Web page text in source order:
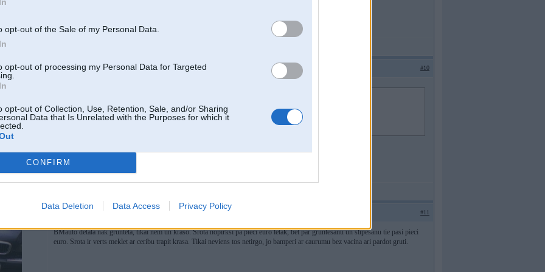
opt-out of the Sale of my Personal Data.
opt-out of processing my Personal Data for Targeted
opt-out of Collection, Use, Retention, Sale, and/or Sharing
Data that Is Unrelated with the Purposes for which it
CONFIRM
Data Deletion Data Access Privacy Policy
un Hūndī...
02. Jan 2015, 21:51 #10
Jā, jā E65
man liekas, ka pāri 20€ par sūda plastmasas gabaliņu maksāt ir riktīgi debīli
#11
BMauto detala nak grunteta, tikai nem un kraso. Srota nopirksi pa pieci euro letak, bet par gruntesanu un slipesanu tie pasi pieci
euro. Srota ir verts meklet ar ceribu trapit krasa. Tikai neviens tos netirgo, jo bamperi ar caurumu bez vacina ari pardot gruti.